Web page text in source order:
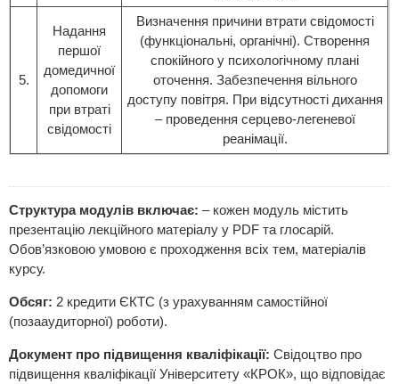
5.
Надання
першої
домедичної
допомоги
при втраті
свідомості
Визначення причини втрати свідомості
(функціональні, органічні). Створення
спокійного у психологічному плані
оточення. Забезпечення вільного
доступу повітря. При відсутності дихання
– проведення серцево-легеневої
реанімації.
Структура модулів включає: – кожен модуль містить
презентацію лекційного матеріалу у PDF та глосарій.
Обов’язковою умовою є проходження всіх тем, матеріалів
курсу.
Обсяг: 2 кредити ЄКТС (з урахуванням самостійної
(позааудиторної) роботи).
Документ про підвищення кваліфікації: Свідоцтво про
підвищення кваліфікації Університету «КРОК», що відповідає